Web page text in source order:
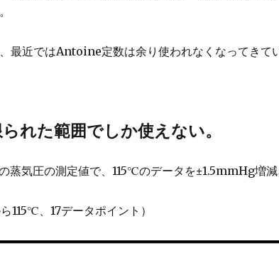
最近ではAntoine定数は余り使われなくなってきて
れた範囲でしか使えない。
蒸気圧の測定値で、115℃のデータを±1.5mmHg増
115℃、17データポイント）